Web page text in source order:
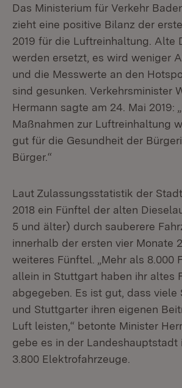
Das Ministerium für Verkehr
zieht eine positive Bilanz der
2019 für die Luftreinhaltung. Alte
werden ersetzt, es wird weniger
und die Messwerte an den
sind gesunken. Verkehrsminister
Hermann sagte am 24. Mai 2019:
Maßnahmen zur Luftreinhaltung
gut für die Gesundheit der
Bürger.“
Laut Zulassungsstatistik der
2018 ein Fünftel der alten
5 und älter) durch sauberere
innerhalb der ersten vier Monate
weiteres Fünftel. „Mehr als 8.000
allein in Stuttgart haben ihr altes
abgegeben. Es ist gut, dass viele
und Stuttgarter ihren eigenen
Luft leisten,“ betonte Minister
gebe es in der Landeshauptstadt
3.800 Elektrofahrzeuge.